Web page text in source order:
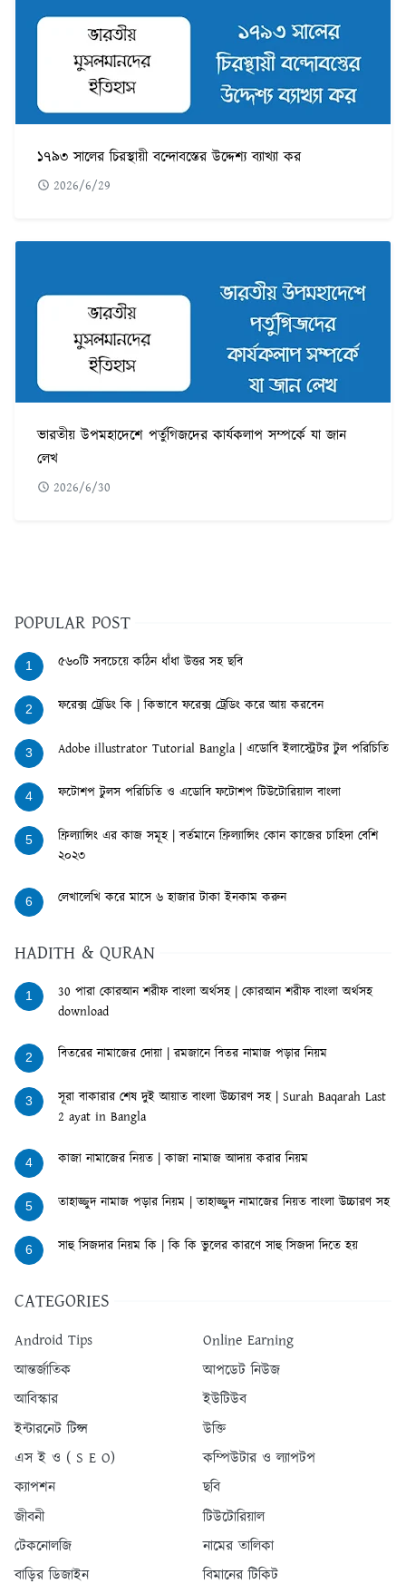
১৭৯৩ সালের চিরস্থায়ী বন্দোবস্তের উদ্দেশ্য ব্যাখ্যা কর
2026/6/29
ভারতীয় উপমহাদেশে পর্তুগিজদের কার্যকলাপ সম্পর্কে যা জান
লেখ
2026/6/30
POPULAR POST
1 ৫৬০টি সবচেয়ে কঠিন ধাঁধা উত্তর সহ ছবি
2 ফরেক্স ট্রেডিং কি | কিভাবে ফরেক্স ট্রেডিং করে আয় করবেন
3 Adobe illustrator Tutorial Bangla | এডোবি ইলাস্ট্রেটর টুল পরিচিতি
4 ফটোশপ টুলস পরিচিতি ও এডোবি ফটোশপ টিউটোরিয়াল বাংলা
5
ফ্রিল্যান্সিং এর কাজ সমূহ | বর্তমানে ফ্রিল্যান্সিং কোন কাজের চাহিদা বেশি
২০২৩
6 লেখালেখি করে মাসে ৬ হাজার টাকা ইনকাম করুন
HADITH & QURAN
1
30 পারা কোরআন শরীফ বাংলা অর্থসহ | কোরআন শরীফ বাংলা অর্থসহ
download
2 বিতরের নামাজের দোয়া | রমজানে বিতর নামাজ পড়ার নিয়ম
3
সূরা বাকারার শেষ দুই আয়াত বাংলা উচ্চারণ সহ | Surah Baqarah Last
2 ayat in Bangla
4 কাজা নামাজের নিয়ত | কাজা নামাজ আদায় করার নিয়ম
5 তাহাজ্জুদ নামাজ পড়ার নিয়ম | তাহাজ্জুদ নামাজের নিয়ত বাংলা উচ্চারণ সহ
6 সাহু সিজদার নিয়ম কি | কি কি ভুলের কারণে সাহু সিজদা দিতে হয়
CATEGORIES
Android Tips
Online Earning
আন্তর্জাতিক
আপডেট নিউজ
আবিস্কার
ইউটিউব
ইন্টারনেট টিপ্স
উক্তি
এস ই ও ( S E O)
কম্পিউটার ও ল্যাপটপ
ক্যাপশন
ছবি
জীবনী
টিউটোরিয়াল
টেকনোলজি
নামের তালিকা
বাড়ির ডিজাইন
বিমানের টিকিট